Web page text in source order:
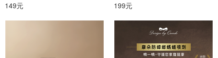
149元
199元